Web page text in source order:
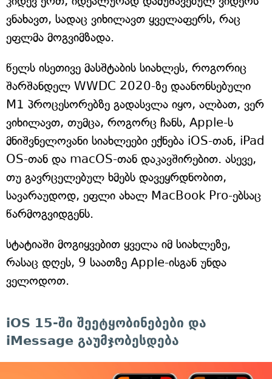
ვნახავთ, სადაც ვიხილავთ ყველაფერს, რაც
ეფლმა მოგვიმზადა.
წელს ისეთივე მასშტაბის სიახლეს, როგორიც
შარშანდელ WWDC 2020-ზე დაანონსებული
M1 პროცესორებზე გადასვლა იყო, ალბათ, ვერ
ვიხილავთ, თუმცა, როგორც ჩანს, Apple-ს
მნიშვნელოვანი სიახლეები ექნება iOS-თან, iPad
OS-თან და macOS-თან დაკავშირებით. ასევე,
თუ გავრცელებულ ხმებს დავეყრდნობით,
სავარაუდოდ, ეფლი ახალ MacBook Pro-ებსაც
წარმოგვიდგენს.
სტატიაში მოგიყვებით ყველა იმ სიახლეზე,
რასაც დღეს, 9 საათზე Apple-ისგან უნდა
ველოდოთ.
iOS 15-ში შეეტყობინებები და
iMessage გაუმჯობესდება